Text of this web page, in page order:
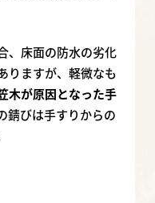
、床面の防水の劣化
りますが、軽微なも
木が原因となった手
錆びは手すりからの